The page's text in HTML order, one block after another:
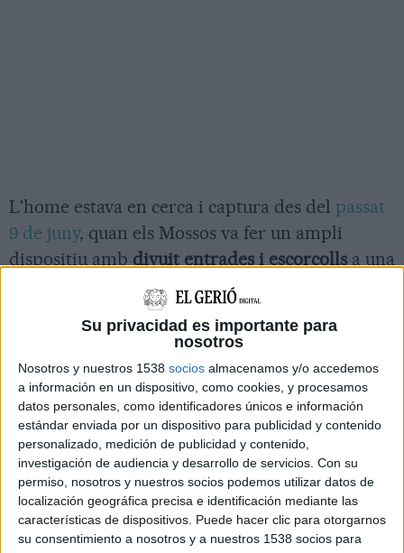
Su privacidad es importante para
nosotros
Nosotros y nuestros 1538 socios almacenamos y/o accedemos
a información en un dispositivo, como cookies, y procesamos
datos personales, como identificadores únicos e información
estándar enviada por un dispositivo para publicidad y contenido
personalizado, medición de publicidad y contenido,
investigación de audiencia y desarrollo de servicios. Con su
permiso, nosotros y nuestros socios podemos utilizar datos de
localización geográfica precisa e identificación mediante las
características de dispositivos. Puede hacer clic para otorgarnos
su consentimiento a nosotros y a nuestros 1538 socios para
L'home estava en cerca i captura des del passat
9 de juny, quan els Mossos va fer un ampli
dispositiu amb divuit entrades i escorcolls a una
vintena de poblacions catalanes
detenció de 28 membres
criminal vinculat als Boixos Nois.
Posteriorment, el 12 de juliol, van fer-se cinc
arrestos més. La policia atribueix a la banda
delictes d'homicidi, desordres públics, segrest,
tinença d'armes, contra la salut pública,
extorsió o pertinença a organització criminal.
A principis del passat mes de juny, els Mossos ja
van anar a buscar el cap dels Casuals al seu